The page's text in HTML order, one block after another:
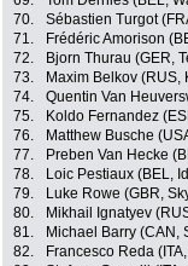
70.
Sébastien Turgot
71.
Frédéric Amorison
72.
Bjorn Thurau (GER,
73.
Maxim Belkov (RUS,
74.
Quentin Van
75.
Koldo Fernandez
76.
Matthew Busche
77.
Preben Van Hecke
78.
Loic Pestiaux (BEL,
79.
Luke Rowe (GBR,
80.
Mikhail Ignatyev
81.
Michael Barry (CAN,
82.
Francesco Reda